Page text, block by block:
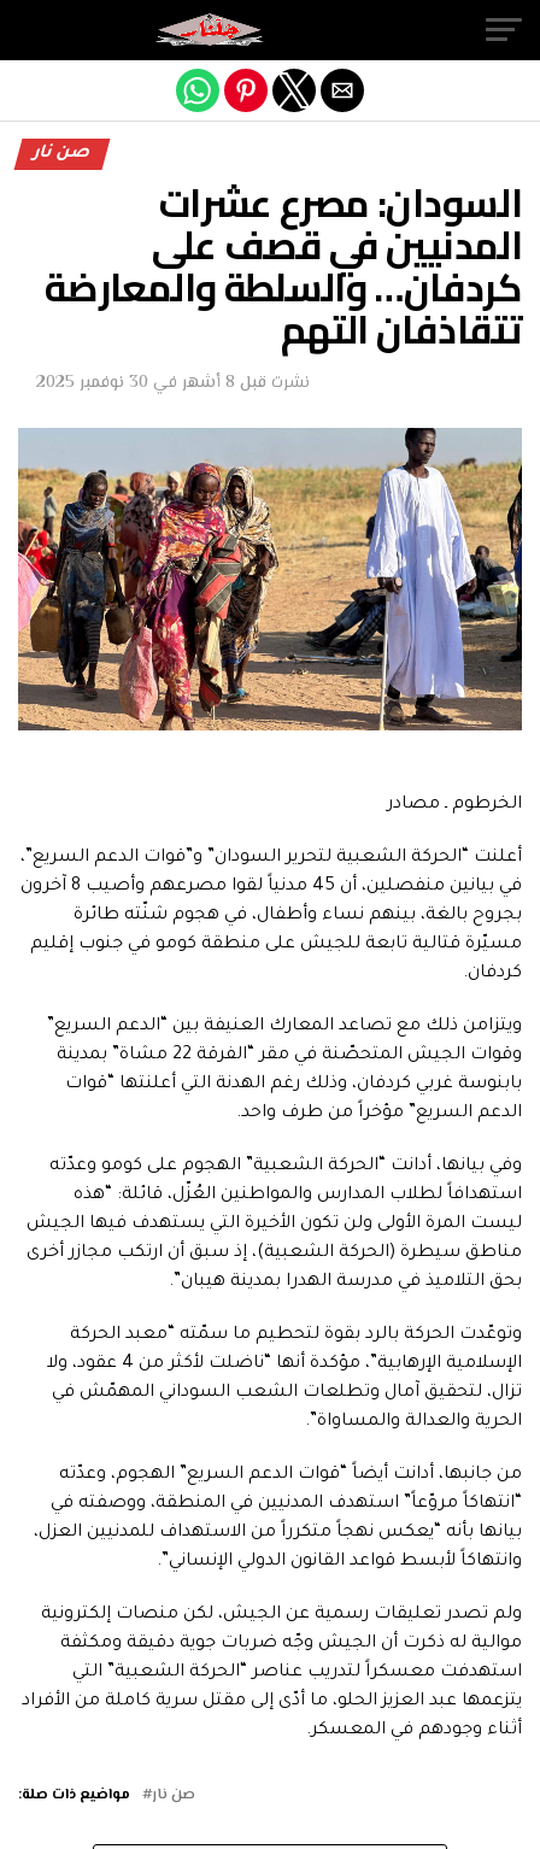
صن نار
السودان: مصرع عشرات
المدنيين في قصف على
كردفان… والسلطة والمعارضة
تتقاذفان التهم
نشرت قبل 8 أشهر في 30 نوفمبر 2025
الخرطوم ـ مصادر
أعلنت “الحركة الشعبية لتحرير السودان” و”قوات الدعم السريع”،
في بيانين منفصلين، أن 45 مدنياً لقوا مصرعهم وأصيب 8 آخرون
بجروح بالغة، بينهم نساء وأطفال، في هجوم شنّته طائرة
مسيّرة قتالية تابعة للجيش على منطقة كومو في جنوب إقليم
كردفان.
ويتزامن ذلك مع تصاعد المعارك العنيفة بين “الدعم السريع”
وقوات الجيش المتحصّنة في مقر “الفرقة 22 مشاة” بمدينة
بابنوسة غربي كردفان، وذلك رغم الهدنة التي أعلنتها “قوات
الدعم السريع” مؤخراً من طرف واحد.
وفي بيانها، أدانت “الحركة الشعبية” الهجوم على كومو وعدّته
استهدافاً لطلاب المدارس والمواطنين العُزّل، قائلة: “هذه
ليست المرة الأولى ولن تكون الأخيرة التي يستهدف فيها الجيش
مناطق سيطرة (الحركة الشعبية)، إذ سبق أن ارتكب مجازر أخرى
بحق التلاميذ في مدرسة الهدرا بمدينة هيبان”.
وتوعّدت الحركة بالرد بقوة لتحطيم ما سمّته “معبد الحركة
الإسلامية الإرهابية”، مؤكدة أنها “ناضلت لأكثر من 4 عقود، ولا
تزال، لتحقيق آمال وتطلعات الشعب السوداني المهمّش في
الحرية والعدالة والمساواة”.
من جانبها، أدانت أيضاً “قوات الدعم السريع” الهجوم، وعدّته
“انتهاكاً مروّعاً” استهدف المدنيين في المنطقة، ووصفته في
بيانها بأنه “يعكس نهجاً متكرراً من الاستهداف للمدنيين العزل،
وانتهاكاً لأبسط قواعد القانون الدولي الإنساني”.
ولم تصدر تعليقات رسمية عن الجيش، لكن منصات إلكترونية
موالية له ذكرت أن الجيش وجّه ضربات جوية دقيقة ومكثفة
استهدفت معسكراً لتدريب عناصر “الحركة الشعبية” التي
يتزعمها عبد العزيز الحلو، ما أدّى إلى مقتل سرية كاملة من الأفراد
أثناء وجودهم في المعسكر.
مواضيع ذات صلة: صن نار
Exit mobile version